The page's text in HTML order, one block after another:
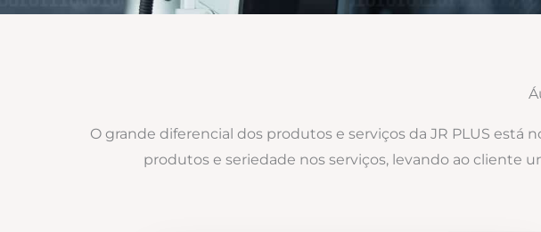
O grande diferencial dos produtos e serviços da JR PLUS está
produtos e seriedade nos serviços, levando ao cliente